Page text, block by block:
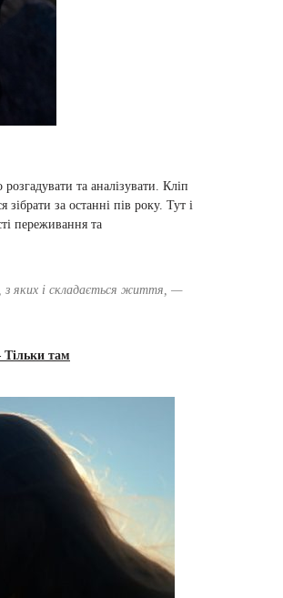
та аналізувати. Кліп
за останні пів року. Тут і
переживання та
з яких і складається життя, —
там